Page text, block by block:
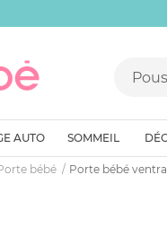
AUTO SOMMEIL
bébé Porte bébé ventral